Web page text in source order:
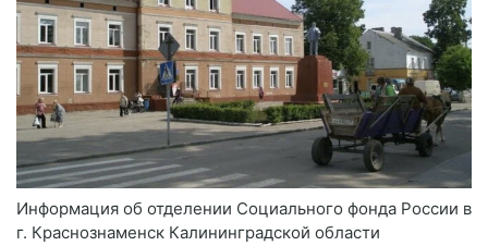
Информация об отделении Социального фонда России в
г. Краснознаменск Калининградской области